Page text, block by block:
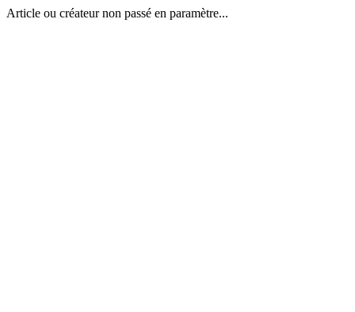
Article ou créateur non passé en paramètre...